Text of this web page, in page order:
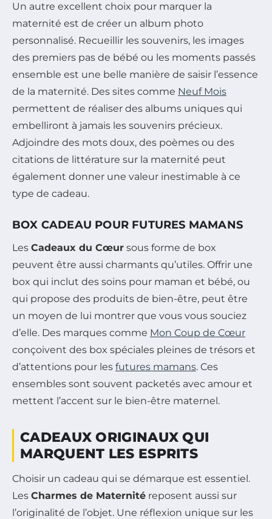
Un autre excellent choix pour marquer la
maternité est de créer un album photo
personnalisé. Recueillir les souvenirs, les images
des premiers pas de bébé ou les moments passés
ensemble est une belle manière de saisir l’essence
de la maternité. Des sites comme Neuf Mois
permettent de réaliser des albums uniques qui
embelliront à jamais les souvenirs précieux.
Adjoindre des mots doux, des poèmes ou des
citations de littérature sur la maternité peut
également donner une valeur inestimable à ce
type de cadeau.
BOX CADEAU POUR FUTURES MAMANS
Les Cadeaux du Cœur sous forme de box
peuvent être aussi charmants qu’utiles. Offrir une
box qui inclut des soins pour maman et bébé, ou
qui propose des produits de bien-être, peut être
un moyen de lui montrer que vous vous souciez
d’elle. Des marques comme Mon Coup de Cœur
conçoivent des box spéciales pleines de trésors et
d’attentions pour les futures mamans. Ces
ensembles sont souvent packetés avec amour et
mettent l’accent sur le bien-être maternel.
CADEAUX ORIGINAUX QUI
MARQUENT LES ESPRITS
Choisir un cadeau qui se démarque est essentiel.
Les Charmes de Maternité reposent aussi sur
l’originalité de l’objet. Une réflexion unique sur les